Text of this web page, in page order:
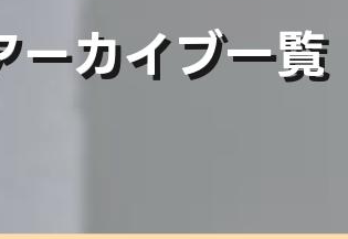
カイブ一覧